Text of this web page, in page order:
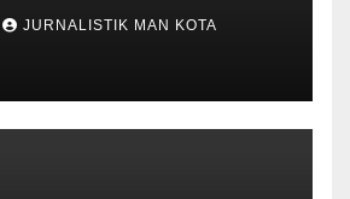
JURNALISTIK MAN KOTA